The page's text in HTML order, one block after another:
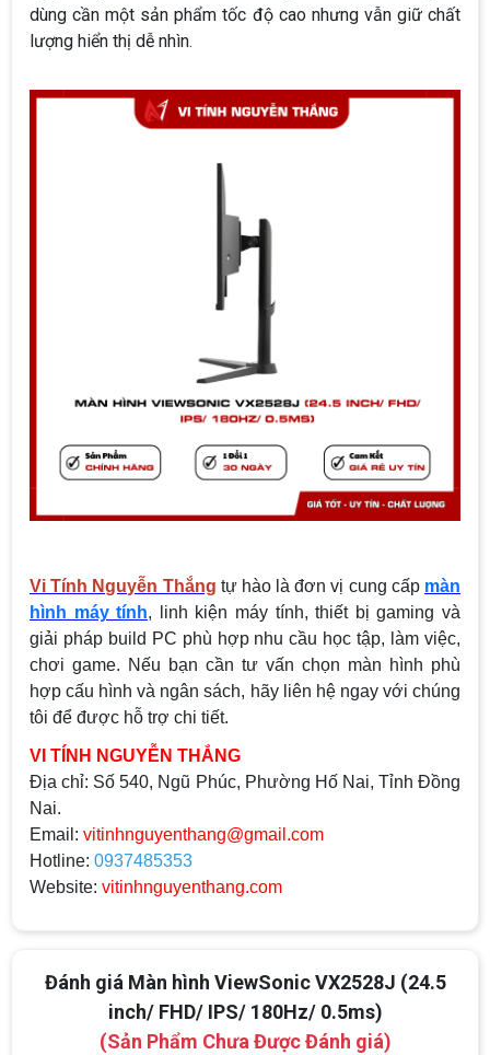
dùng cần một sản phẩm tốc độ cao nhưng vẫn giữ chất
lượng hiển thị dễ nhìn.
Vi Tính Nguyễn Thắng tự hào là đơn vị cung cấp màn
hình máy tính, linh kiện máy tính, thiết bị gaming và
giải pháp build PC phù hợp nhu cầu học tập, làm việc,
chơi game. Nếu bạn cần tư vấn chọn màn hình phù
hợp cấu hình và ngân sách, hãy liên hệ ngay với chúng
tôi để được hỗ trợ chi tiết.
VI TÍNH NGUYỄN THẮNG
Địa chỉ: Số 540, Ngũ Phúc, Phường Hố Nai, Tỉnh Đồng
Nai.
Email: vitinhnguyenthang@gmail.com
Hotline: 0937485353
Website: vitinhnguyenthang.com
Đánh giá Màn hình ViewSonic VX2528J (24.5
inch/ FHD/ IPS/ 180Hz/ 0.5ms)
(Sản Phẩm Chưa Được Đánh giá)